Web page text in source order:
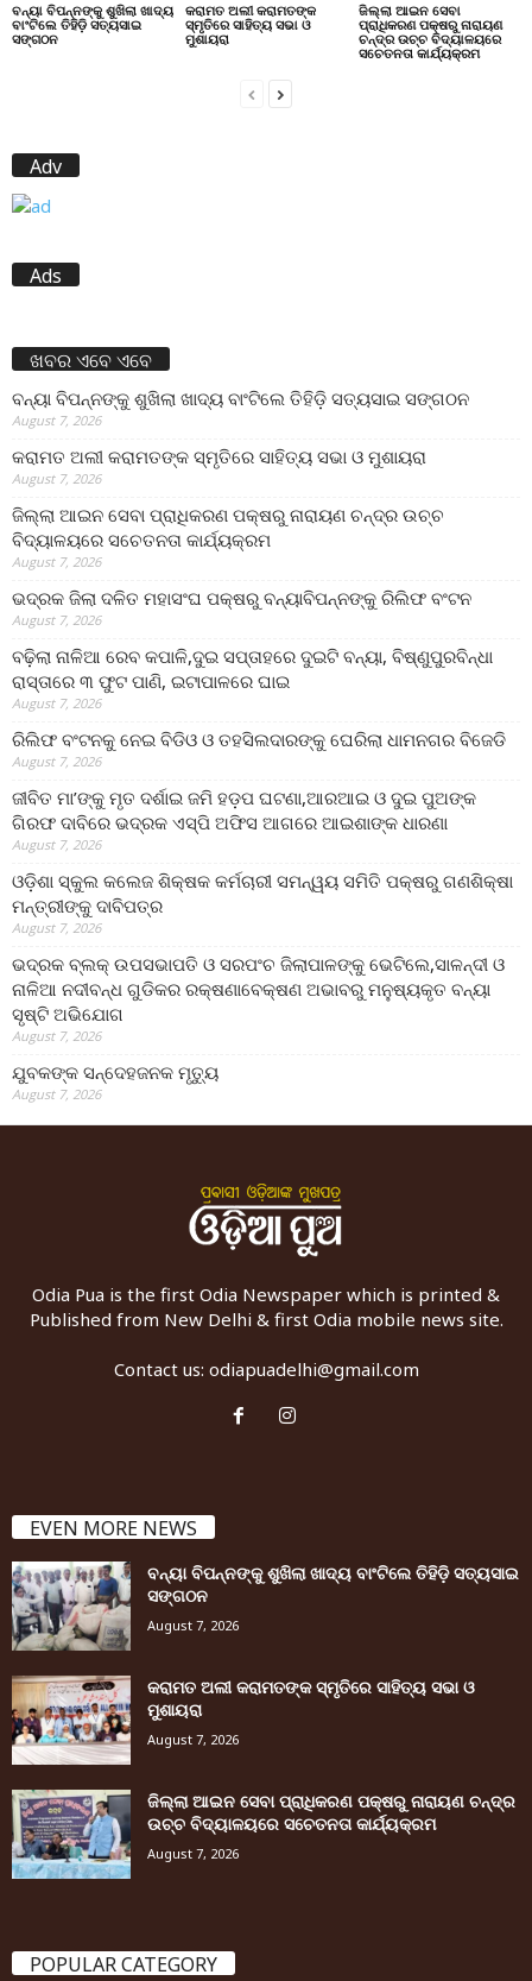
ବନ୍ୟା ବିପନ୍ନଙ୍କୁ ଶୁଖିଲା ଖାଦ୍ୟ
ବାଂଟିଲେ ତିହିଡି଼ ସତ୍ୟସାଇ
ସଙ୍ଗଠନ
କରାମତ ଅଲୀ କରାମତଙ୍କ
ସ୍ମୃତିରେ ସାହିତ୍ୟ ସଭା ଓ
ମୁଶାୟରା
ଜିଲ୍ଲା ଆଇନ ସେବା
ପ୍ରାଧିକରଣ ପକ୍ଷରୁ ନାରାୟଣ
ଚନ୍ଦ୍ର ଉଚ୍ଚ ବିଦ୍ୟାଳୟରେ
ସଚେତନତା କାର୍ଯ୍ୟକ୍ରମ
Adv
Ads
ଖବର ଏବେ ଏବେ
ବନ୍ୟା ବିପନ୍ନଙ୍କୁ ଶୁଖିଲା ଖାଦ୍ୟ ବାଂଟିଲେ ତିହିଡି଼ ସତ୍ୟସାଇ ସଙ୍ଗଠନ
August 7, 2026
କରାମତ ଅଲୀ କରାମତଙ୍କ ସ୍ମୃତିରେ ସାହିତ୍ୟ ସଭା ଓ ମୁଶାୟରା
August 7, 2026
ଜିଲ୍ଲା ଆଇନ ସେବା ପ୍ରାଧିକରଣ ପକ୍ଷରୁ ନାରାୟଣ ଚନ୍ଦ୍ର ଉଚ୍ଚ
ବିଦ୍ୟାଳୟରେ ସଚେତନତା କାର୍ଯ୍ୟକ୍ରମ
August 7, 2026
ଭଦ୍ରକ ଜିଲା ଦଳିତ ମହାସଂଘ ପକ୍ଷରୁ ବନ୍ୟାବିପନ୍ନଙ୍କୁ ରିଲିଫ ବଂଟନ
August 7, 2026
ବଢ଼ିଲା ନାଳିଆ ରେବ କପାଳି,ଦୁଇ ସପ୍ତାହରେ ଦୁଇଟି ବନ୍ୟା, ବିଷ୍ଣୁପୁରବିନ୍ଧା
ରାସ୍ତାରେ ୩ ଫୁଟ ପାଣି, ଇଟାପାଳରେ ଘାଇ
August 7, 2026
ରିଲିଫ ବଂଟନକୁ ନେଇ ବିଡିଓ ଓ ତହସିଲଦାରଙ୍କୁ ଘେରିଲା ଧାମନଗର ବିଜେଡି
August 7, 2026
ଜୀବିତ ମା’ଙ୍କୁ ମୃତ ଦର୍ଶାଇ ଜମି ହଡ଼ପ ଘଟଣା,ଆରଆଇ ଓ ଦୁଇ ପୁଅଙ୍କ
ଗିରଫ ଦାବିରେ ଭଦ୍ରକ ଏସ୍‌ପି ଅଫିସ ଆଗରେ ଆଇଶାଙ୍କ ଧାରଣା
August 7, 2026
ଓଡ଼ିଶା ସ୍କୁଲ କଲେଜ ଶିକ୍ଷକ କର୍ମଚାରୀ ସମନ୍ୱୟ ସମିତି ପକ୍ଷରୁ ଗଣଶିକ୍ଷା
ମନ୍ତ୍ରୀଙ୍କୁ ଦାବିପତ୍ର
August 7, 2026
ଭଦ୍ରକ ବ୍ଲକ୍ ଉପସଭାପତି ଓ ସରପଂଚ ଜିଲାପାଳଙ୍କୁ ଭେଟିଲେ,ସାଳନ୍ଦୀ ଓ
ନାଳିଆ ନଦୀବନ୍ଧ ଗୁଡିକର ରକ୍ଷଣାବେକ୍ଷଣ ଅଭାବରୁ ମନୁଷ୍ୟକୃତ ବନ୍ୟା
ସୃଷ୍ଟି ଅଭିଯୋଗ
August 7, 2026
ଯୁବକଙ୍କ ସନ୍ଦେହଜନକ ମୃତ୍ୟୁ
August 7, 2026
Odia Pua is the first Odia Newspaper which is printed &
Published from New Delhi & first Odia mobile news site.
Contact us: odiapuadelhi@gmail.com
EVEN MORE NEWS
ବନ୍ୟା ବିପନ୍ନଙ୍କୁ ଶୁଖିଲା ଖାଦ୍ୟ ବାଂଟିଲେ ତିହିଡି଼ ସତ୍ୟସାଇ
ସଙ୍ଗଠନ
August 7, 2026
କରାମତ ଅଲୀ କରାମତଙ୍କ ସ୍ମୃତିରେ ସାହିତ୍ୟ ସଭା ଓ
ମୁଶାୟରା
August 7, 2026
ଜିଲ୍ଲା ଆଇନ ସେବା ପ୍ରାଧିକରଣ ପକ୍ଷରୁ ନାରାୟଣ ଚନ୍ଦ୍ର
ଉଚ୍ଚ ବିଦ୍ୟାଳୟରେ ସଚେତନତା କାର୍ଯ୍ୟକ୍ରମ
August 7, 2026
POPULAR CATEGORY